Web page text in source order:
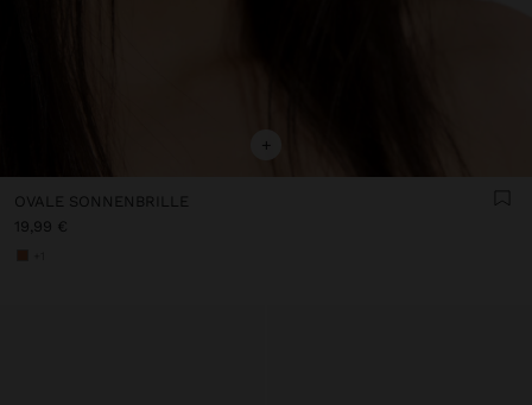
+
OVALE SONNENBRILLE
19,99 €